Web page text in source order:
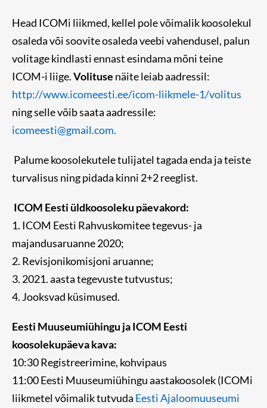
Head ICOMi liikmed, kellel pole võimalik koosolekul
osaleda või soovite osaleda veebi vahendusel, palun
volitage kindlasti ennast esindama mõni teine
ICOM-i liige.Volituse näite leiab aadressil:
http://www.icomeesti.ee/icom-liikmele-1/volitus
ning selle võib saata aadressile:
icomeesti@gmail.com.
Palume koosolekutele tulijatel tagada enda ja teiste
turvalisus ning pidada kinni 2+2 reeglist.
ICOM Eesti üldkoosoleku päevakord:
1. ICOM Eesti Rahvuskomitee tegevus- ja
majandusaruanne 2020;
2. Revisjonikomisjoni aruanne;
3. 2021. aasta tegevuste tutvustus;
4. Jooksvad küsimused.
Eesti Muuseumiühingu ja ICOM Eesti
koosolekupäeva kava:
10:30 Registreerimine, kohvipaus
11:00 Eesti Muuseumiühingu aastakoosolek (ICOMi
liikmetel võimalik tutvuda Eesti Ajaloomuuseumi